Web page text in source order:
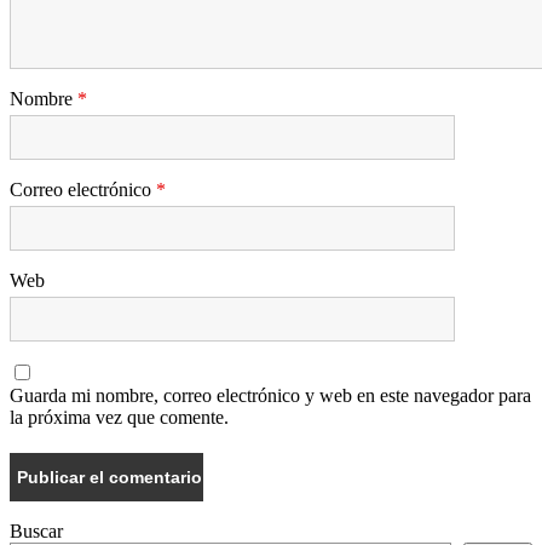
Nombre *
Correo electrónico *
Web
Guarda mi nombre, correo electrónico y web en este navegador para
la próxima vez que comente.
Buscar